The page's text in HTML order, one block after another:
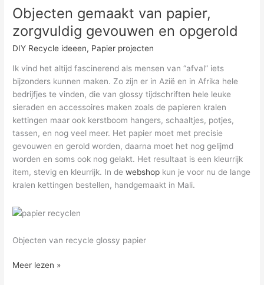
of
online
bestellen?
Objecten gemaakt van papier,
zorgvuldig gevouwen en opgerold
DIY Recycle ideeen, Papier projecten
Ik vind het altijd fascinerend als mensen van “afval” iets
bijzonders kunnen maken. Zo zijn er in Azië en in Afrika hele
bedrijfjes te vinden, die van glossy tijdschriften hele leuke
sieraden en accessoires maken zoals de papieren kralen
kettingen maar ook kerstboom hangers, schaaltjes, potjes,
tassen, en nog veel meer. Het papier moet met precisie
gevouwen en gerold worden, daarna moet het nog gelijmd
worden en soms ook nog gelakt. Het resultaat is een kleurrijk
item, stevig en kleurrijk. In dewebshop kun je voor nu de lange
kralen kettingen bestellen, handgemaakt in Mali.
Objecten van recycle glossy papier
Objecten
Meer lezen »